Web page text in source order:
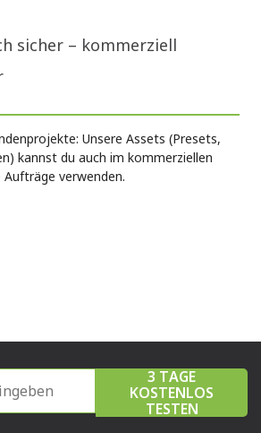
sicher – kommerziell
Unsere Assets (Presets,
kannst du auch im kommerziellen
verwenden.
3 TAGE
KOSTENLOS
TESTEN